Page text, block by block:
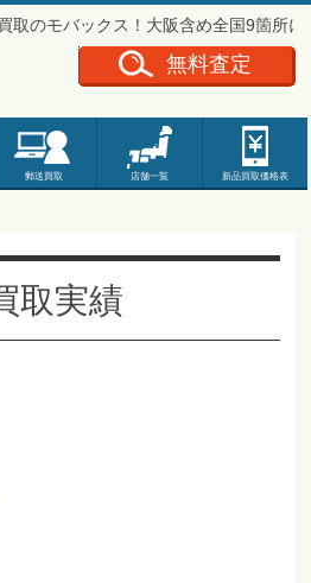
取のモバックス！大阪含め全国9箇所に
郵送買取 店舗一覧 新品買取価格表
無料査定
取実績